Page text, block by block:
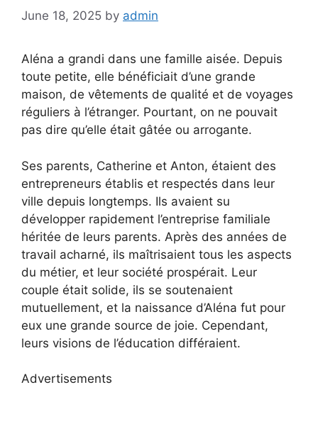
June 18, 2025 by admin
Aléna a grandi dans une famille aisée. Depuis
toute petite, elle bénéficiait d’une grande
maison, de vêtements de qualité et de voyages
réguliers à l’étranger. Pourtant, on ne pouvait
pas dire qu’elle était gâtée ou arrogante.
Ses parents, Catherine et Anton, étaient des
entrepreneurs établis et respectés dans leur
ville depuis longtemps. Ils avaient su
développer rapidement l’entreprise familiale
héritée de leurs parents. Après des années de
travail acharné, ils maîtrisaient tous les aspects
du métier, et leur société prospérait. Leur
couple était solide, ils se soutenaient
mutuellement, et la naissance d’Aléna fut pour
eux une grande source de joie. Cependant,
leurs visions de l’éducation différaient.
Advertisements